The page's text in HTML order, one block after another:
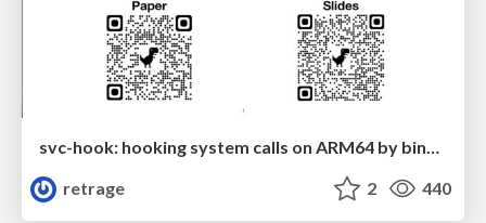
svc-hook: hooking system calls on ARM64 by binary rewriting
retrage
2 440